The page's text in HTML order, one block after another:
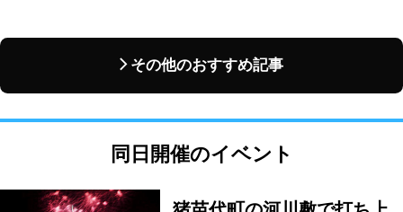
その他のおすすめ記事
同日開催のイベント